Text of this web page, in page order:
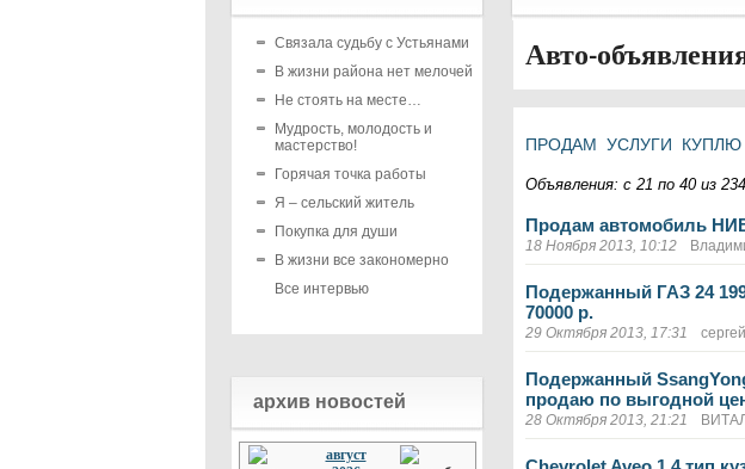
Связала судьбу с Устьянами
В жизни района нет мелочей
Не стоять на месте…
Мудрость, молодость и
мастерство!
Горячая точка работы
Я – сельский житель
Покупка для души
В жизни все закономерно
Все интервью
архив новостей
август
Авто-
ПРОДАМ УСЛУГИ КУПЛЮ
Объявления: с 21 по 40 из 234
Продам автомобиль
18 Ноября 2013, 10:12
Подержанный ГАЗ 24
70000 р.
29 Октября 2013, 17:31 сергей
Подержанный
продаю по выгодной
28 Октября 2013, 21:21